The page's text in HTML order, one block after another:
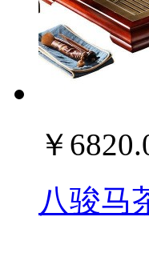
￥
八骏马